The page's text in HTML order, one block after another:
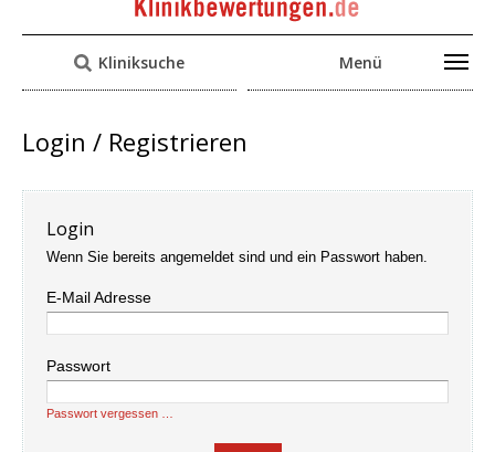
Kliniksuche Menü
Login / Registrieren
Login
Wenn Sie bereits angemeldet sind und ein Passwort haben.
E-Mail Adresse
Passwort
Passwort vergessen …